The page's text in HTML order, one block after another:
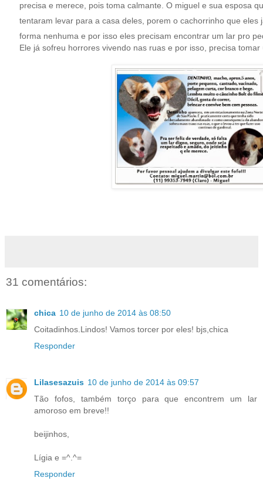
precisa e merece, pois toma calmante. O miguel e sua esposa
tentaram levar para a casa deles, porem o cachorrinho que eles
forma nenhuma e por isso eles precisam encontrar um lar pro
Ele já sofreu horrores vivendo nas ruas e por isso, precisa tomar
31 comentários:
chica 10 de junho de 2014 às 08:50
Coitadinhos.Lindos! Vamos torcer por eles! bjs,chica
Responder
Lilasesazuis 10 de junho de 2014 às 09:57
Tão fofos, também torço para que encontrem um lar
amoroso em breve!!
beijinhos,
Lígia e =^.^=
Responder